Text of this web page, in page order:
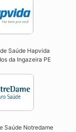
Saúde Hapvida
da Ingazeira PE​
Saúde Notredame